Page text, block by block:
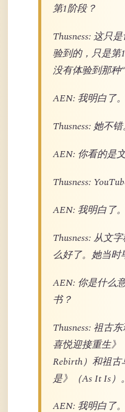
第1阶段？
Thusness: 这只
验到的，只是
没有体验到那种
AEN: 我明白了。
Thusness: 她不
AEN: 你看的是
Thusness:
AEN: 我明白了。
Thusness: 从文
么好了。她当时
AEN: 你是什么
书？
Thusness: 祖古
喜悦迎接重生》
Rebirth）和祖
是》（As It Is）。
AEN: 我明白了。